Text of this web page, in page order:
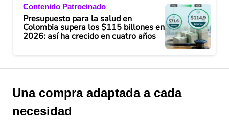
Contenido Patrocinado
Presupuesto para la salud en
Colombia supera los $115 billones en
2026: así ha crecido en cuatro años
Una compra adaptada a cada
necesidad